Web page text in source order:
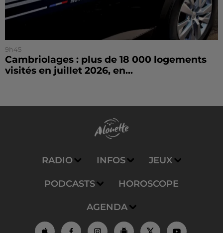
9h45
Cambriolages : plus de 18 000 logements
visités en juillet 2026, en...
RADIO INFOS JEUX
PODCASTS HOROSCOPE
AGENDA